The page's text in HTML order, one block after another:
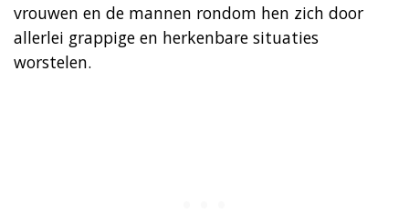
vrouwen en de mannen rondom hen zich door
allerlei grappige en herkenbare situaties
worstelen.